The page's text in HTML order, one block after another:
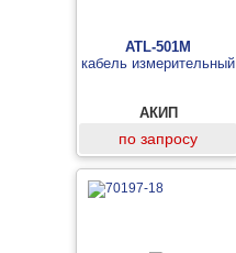
ATL-501M
кабель измерительный
АКИП
по запросу